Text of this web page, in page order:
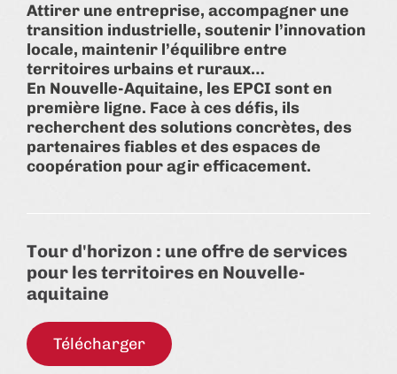
Attirer une entreprise, accompagner une
transition industrielle, soutenir l’innovation
locale, maintenir l’équilibre entre
territoires urbains et ruraux…
En Nouvelle-Aquitaine, les EPCI sont en
première ligne. Face à ces défis, ils
recherchent des solutions concrètes, des
partenaires fiables et des espaces de
coopération pour agir efficacement.
Tour d'horizon : une offre de services
pour les territoires en Nouvelle-
aquitaine
Télécharger